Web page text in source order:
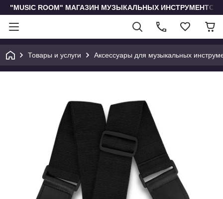
"MUSIC ROOM" МАГАЗИН МУЗЫКАЛЬНЫХ
Товары и услуги Аксессуары для музыкальных